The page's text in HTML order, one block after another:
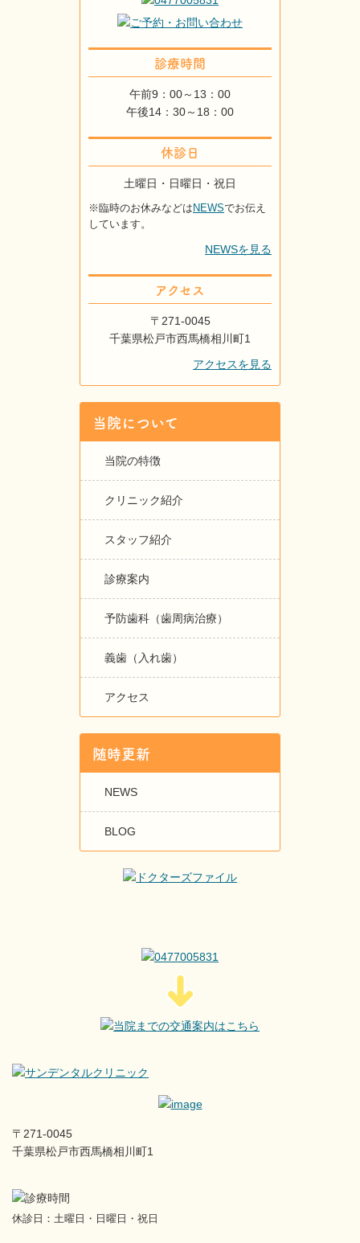
診療時間
午前9：00～13：00
午後14：30～18：00
休診日
土曜日・日曜日・祝日
※臨時のお休みなどは NEWSでお伝え
しています。
NEWSを見る
アクセス
〒271-0045
千葉県松戸市西馬橋相川町1
アクセスを見る
当院について
当院の特徴
クリニック紹介
スタッフ紹介
診療案内
予防歯科（歯周病治療）
義歯（入れ歯）
アクセス
随時更新
NEWS
BLOG
〒271-0045
千葉県松戸市西馬橋相川町1
休診日：土曜日・日曜日・祝日